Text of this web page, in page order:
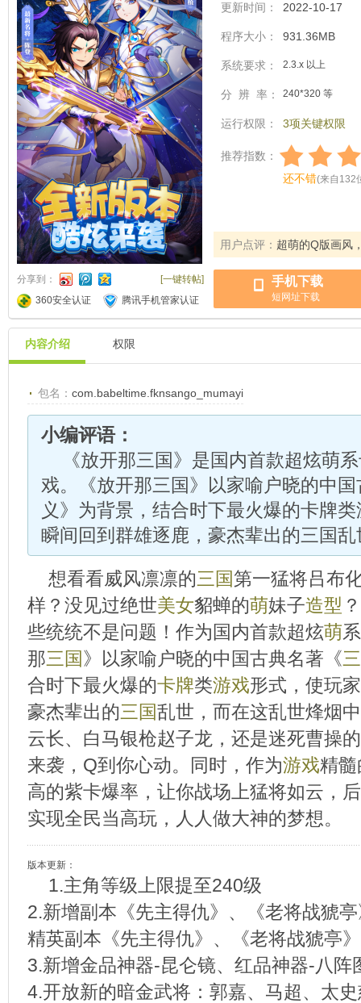
分享到：
[一键转帖]
360安全认证
腾讯手机管家认证
更新时间： 2022-10-17
程序大小： 931.36MB
系统要求： 2.3.x 以上
分 辨 率： 240*320 等
运行权限： 3项关键权限
推荐指数：
还不错(来自 132
用户点评： 超萌的Q版画风
手机下载
短网址下载
内容介绍 权限
包名： com.babeltime.fknsango_mumayi
小编评语：
《放开那三国》是国内首款超炫萌
戏。《放开那三国》以家喻户晓的中
义》为背景，结合时下最火爆的卡牌
瞬间回到群雄逐鹿，豪杰辈出的三国
想看看威风凛凛的三国第一猛将吕布
样？没见过绝世美女貂蝉的萌妹子造型
些统统不是问题！作为国内首款超炫萌系
那三国》以家喻户晓的中国古典名著《
合时下最火爆的卡牌类游戏形式，使玩
豪杰辈出的三国乱世，而在这乱世烽烟
云长、白马银枪赵子龙，还是迷死曹操
来袭，Q到你心动。同时，作为游戏精髓
高的紫卡爆率，让你战场上猛将如云，
实现全民当高玩，人人做大神的梦想。
版本更新：
1.主角等级上限提至240级
2.新增副本《先主得仇》、《老将战猇
精英副本《先主得仇》、《老将战猇亭
3.新增金品神器-昆仑镜、红品神器-八阵
4.开放新的暗金武将：郭嘉、马超、太